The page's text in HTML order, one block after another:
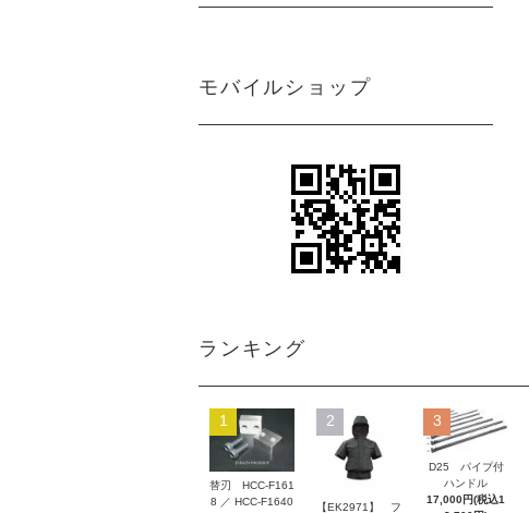
モバイルショップ
ランキング
1
替刃 HCC-F161
8 ／ HCC-F1640
2
【EK2971】 フ
3
D25 パイプ付
ハンドル
17,000円(税込1